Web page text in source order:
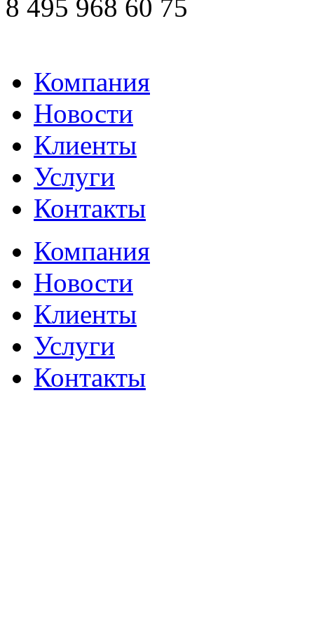
8 495 968 60 75
Компания
Новости
Клиенты
Услуги
Контакты
Компания
Новости
Клиенты
Услуги
Контакты